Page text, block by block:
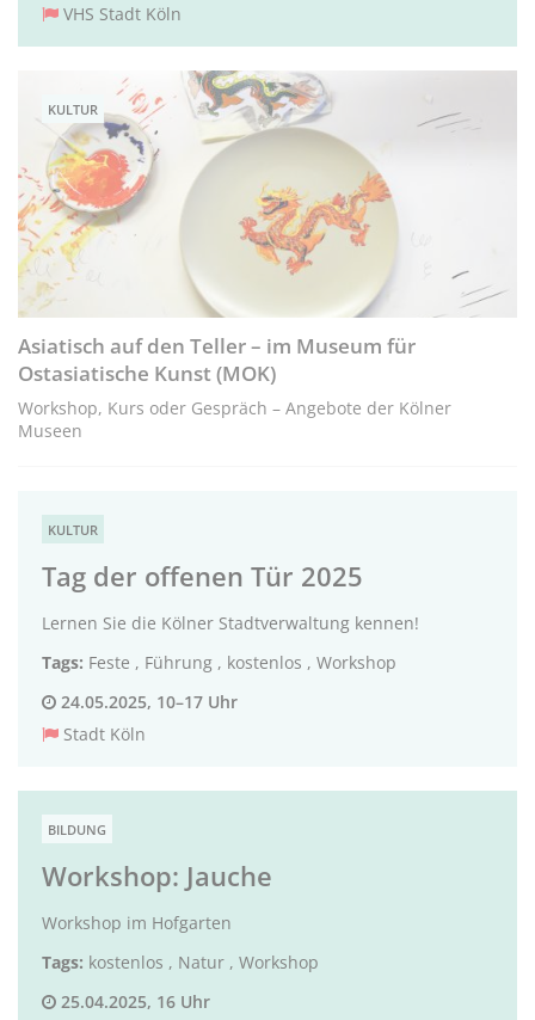
VHS Stadt Köln
KULTUR
Asiatisch auf den Teller – im Museum für
Ostasiatische Kunst (MOK)
Workshop, Kurs oder Gespräch – Angebote der Kölner
Museen
KULTUR
Tag der offenen Tür 2025
Lernen Sie die Kölner Stadtverwaltung kennen!
Tags: Feste , Führung , kostenlos , Workshop
24.05.2025, 10–17 Uhr
Stadt Köln
BILDUNG
Workshop: Jauche
Workshop im Hofgarten
Tags: kostenlos , Natur , Workshop
25.04.2025, 16 Uhr